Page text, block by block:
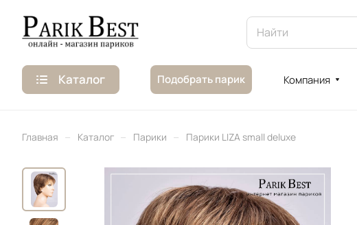
Каталог Подобрать парик Компания
Главная – Каталог – Парики – Парики LIZA small deluxe